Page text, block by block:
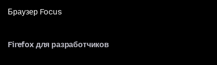
Браузер Focus
Firefox для разработчиков